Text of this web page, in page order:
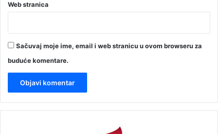
Web stranica
Sačuvaj moje ime, email i web stranicu u ovom browseru za
buduće komentare.